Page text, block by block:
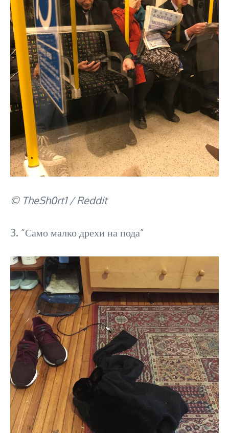
© TheSh0rt1 / Reddit
3. “Само малко дрехи на пода”